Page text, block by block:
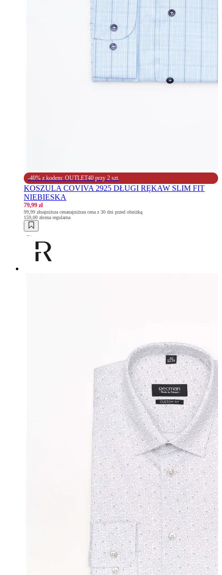
-40% z kodem: OUTLET40 przy 2 szt.
KOSZULA COVIVA 2925 DŁUGI RĘKAW SLIM FIT
NIEBIESKA
79,99 zł
najniższa cena z 30 dni przed obniżką
najniższa cena
99,99 zł
cena regularna
159,00 zł